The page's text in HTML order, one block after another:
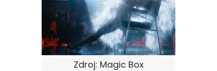
Zdroj: Magic Box